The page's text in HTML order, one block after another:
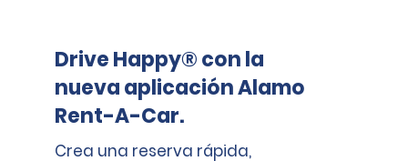
Drive Happy® con la
nueva aplicación Alamo
Rent-A-Car.
Crea una reserva rápida,